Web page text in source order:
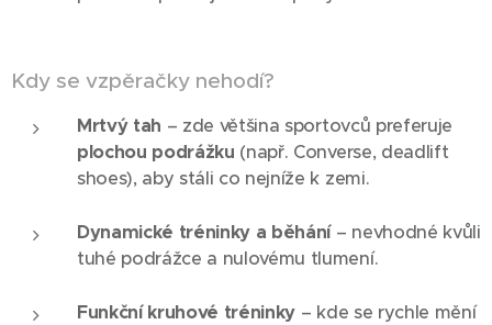
Kdy se vzpěračky nehodí?
Mrtvý tah – zde většina sportovců preferuje
plochou podrážku (např. Converse, deadlift
shoes), aby stáli co nejníže k zemi.
Dynamické tréninky a běhání– nevhodné kvůli
tuhé podrážce a nulovému tlumení.
Funkční kruhové tréninky – kde se rychle mění